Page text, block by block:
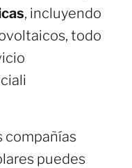
, incluyendo
todo
compañías
puedes